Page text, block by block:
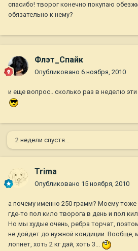
спасибо! творог конечно покупаю
обязательно к нему?
Флэт_Спайк
Опубликовано 6 ноября, 2010
и еще вопрос.. сколько раз в неделю
2 недели спустя...
Trima
Опубликовано 15 ноября, 2010
а почему именно 250 грамм? Моему тоже
где-то пол кило творога в день и пол
Но мы худые очень, ребра торчат,
не дойдет до нужной кондиции. Вообще,
лопнет, хоть 2 кг дай, хоть 3...